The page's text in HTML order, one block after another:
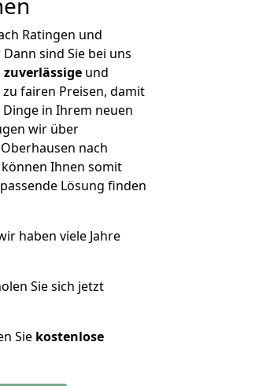
Ratingen und
Dann sind Sie bei uns
zuverlässige und
zu fairen Preisen, damit
in Ihrem neuen
wir über
nach
Ihnen somit
Lösung finden
haben viele Jahre
Sie sich jetzt
Sie kostenlose